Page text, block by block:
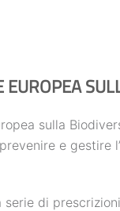
sulla
e gestire
serie di